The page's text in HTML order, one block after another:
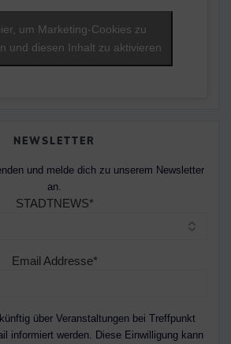
um Marketing-Cookies zu
und diesen Inhalt zu aktivieren
NEWSLETTER
und melde dich zu unserem Newsletter
an.
STADTNEWS*
Email Addresse*
über Veranstaltungen bei Treffpunkt
informiert werden. Diese Einwilligung kann